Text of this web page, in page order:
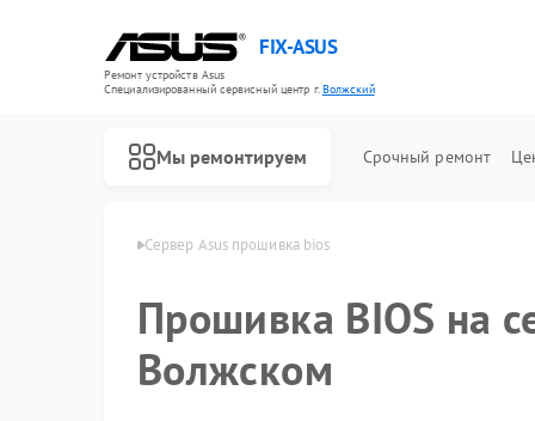
FIX-ASUS
Ремонт устройств Asus
Специализированный cервисный центр г.Волжский
Мы ремонтируем Срочный ремонт
Сервер Asus прошивка bios
Прошивка BIOS на
Волжском